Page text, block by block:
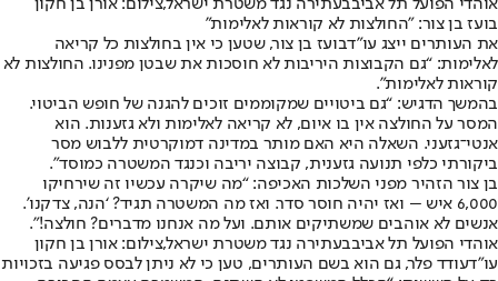
אוהדי הפועל תל אביבבעתירה נגד משטרת ישראל,צילום: אורן בן חקון
בועז בן צור: "החולצות לא קוראות לאלימות”
את העותרים ייצג עו״דבועז בן צור, שטען כי אין בחולצות כל קריאה
לאלימות: “גם הקבוצות היריבות לא חוסכות את שבטן מפנינו. החולצות לא
קוראות לאלימות”.
בהמשך הדגיש: “גם ביטויים שמקוממים זוכים להגנה של חופש הביטוי.
המסר על החולצה אין בו איום, לא קריאה לאלימות ולא גזענות. הוא
אנטי־גזעני. השאלה היא האם מותר במדינה דמוקרטית ללבוש מסר
ביקורתי כלפי תנועה גזענית, קבוצה יריבה וכנגד המשטרה כמוסד”.
בן צור הזהיר מפני השלכות האכיפה: “מה שיקרה עכשיו זה שירחיקו
6,000 איש – ואז יהיה חוסר סדר. ואז מה המשטרה תגיד? ‘הנה, צדקנו’.
אנשים לא אוהבים שמשתיקים אותם. ועל מה אנחנו מדברים? חולצה!”.
אוהדי הפועל תל אביבבעתירה נגד משטרת ישראל,צילום: אורן בן חקון
עו״דעודד פלר, גם הוא בשם העותרים, טען כי לא ניתן לבסס פגיעה בזכויות